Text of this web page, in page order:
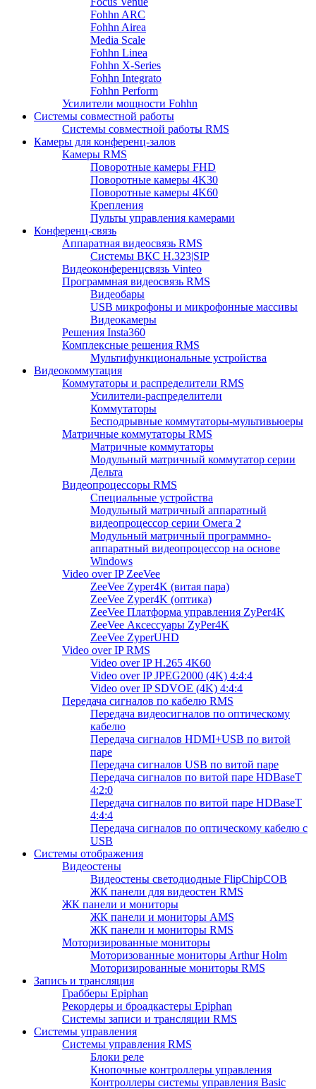
Fohhn ARC
Fohhn Airea
Media Scale
Fohhn Linea
Fohhn X-Series
Fohhn Integrato
Fohhn Perform
Усилители мощности Fohhn
Системы совместной работы
Системы совместной работы RMS
Камеры для конференц-залов
Камеры RMS
Поворотные камеры FHD
Поворотные камеры 4K30
Поворотные камеры 4K60
Крепления
Пульты управления камерами
Конференц-связь
Аппаратная видеосвязь RMS
Системы ВКС H.323|SIP
Видеоконференцсвязь Vinteo
Программная видеосвязь RMS
Видеобары
USB микрофоны и микрофонные массивы
Видеокамеры
Решения Insta360
Комплексные решения RMS
Мультифункциональные устройства
Видеокоммутация
Коммутаторы и распределители RMS
Усилители-распределители
Коммутаторы
Бесподрывные коммутаторы-мультивьюеры
Матричные коммутаторы RMS
Матричные коммутаторы
Модульный матричный коммутатор серии
Дельта
Видеопроцессоры RMS
Специальные устройства
Модульный матричный аппаратный
видеопроцессор серии Омега 2
Модульный матричный программно-
аппаратный видеопроцессор на основе
Windows
Video over IP ZeeVee
ZeeVee Zyper4K (витая пара)
ZeeVee Zyper4K (оптика)
ZeeVee Платформа управления ZyPer4K
ZeeVee Аксессуары ZyPer4K
ZeeVee ZyperUHD
Video over IP RMS
Video over IP H.265 4K60
Video over IP JPEG2000 (4K) 4:4:4
Video over IP SDVOE (4K) 4:4:4
Передача сигналов по кабелю RMS
Передача видеосигналов по оптическому
кабелю
Передача сигналов HDMI+USB по витой
паре
Передача сигналов USB по витой паре
Передача сигналов по витой паре HDBaseT
4:2:0
Передача сигналов по витой паре HDBaseT
4:4:4
Передача сигналов по оптическому кабелю с
USB
Системы отображения
Видеостены
Видеостены светодиодные FlipChipCOB
ЖК панели для видеостен RMS
ЖК панели и мониторы
ЖК панели и мониторы AMS
ЖК панели и мониторы RMS
Моторизированные мониторы
Моторизованные мониторы Arthur Holm
Моторизированные мониторы RMS
Запись и трансляция
Грабберы Epiphan
Рекордеры и броадкастеры Epiphan
Системы записи и трансляции RMS
Системы управления
Системы управления RMS
Блоки реле
Кнопочные контроллеры управления
Контроллеры системы управления Basic